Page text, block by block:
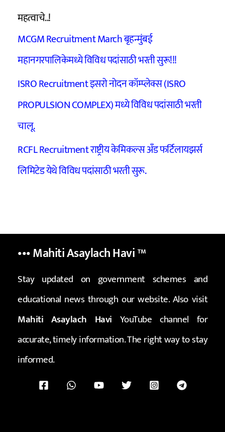
महत्वाचे..!
MCGM Recruitment March बृहन्मुंबई
महानगरपालिकेमध्ये विविध पदांसाठी भरती सुरू!!!
ISRO Recruitment इसरो नोदन कॉम्प्लेक्स (ISRO
PROPULSION COMPLEX) मध्ये विविध पदांसाठी भरती
चालू.
RCFL Recruitment राष्ट्रीय केमिकल्स अँड फर्टिलायझर्स
लिमिटेड येथे विविध पदांसाठी भरती सुरू.
••• Mahiti Asaylach Havi™
Stay updated on government schemes and
educational news through our website. Also visit
Mahiti Asaylach Havi YouTube channel for
accurate, timely information. The right way to stay
informed.